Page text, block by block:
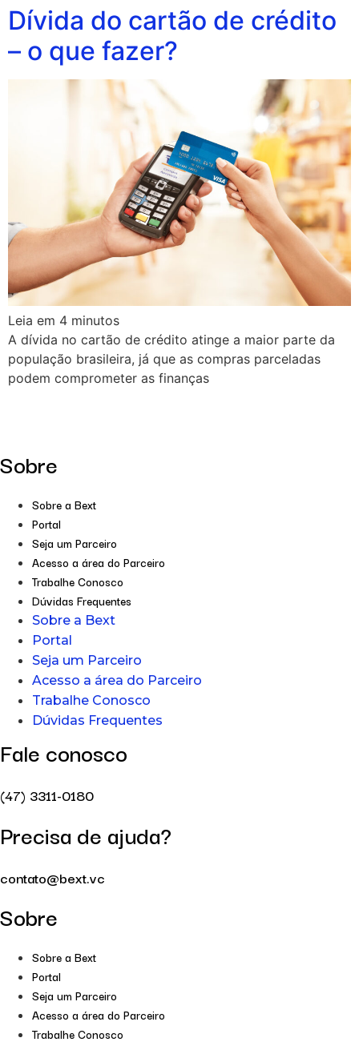
Dívida do cartão de crédito
– o que fazer?
Leia em 4 minutos
A dívida no cartão de crédito atinge a maior parte da
população brasileira, já que as compras parceladas
podem comprometer as finanças
Sobre
Sobre a Bext
Portal
Seja um Parceiro
Acesso a área do Parceiro
Trabalhe Conosco
Dúvidas Frequentes
Sobre a Bext
Portal
Seja um Parceiro
Acesso a área do Parceiro
Trabalhe Conosco
Dúvidas Frequentes
Fale conosco
(47) 3311-0180
Precisa de ajuda?
contato@bext.vc
Sobre
Sobre a Bext
Portal
Seja um Parceiro
Acesso a área do Parceiro
Trabalhe Conosco